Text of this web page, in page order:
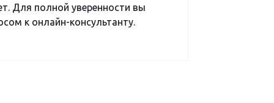
Для полной уверенности вы
к онлайн-консультанту.